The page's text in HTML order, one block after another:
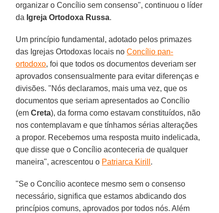
organizar o Concílio sem consenso", continuou o líder
da Igreja Ortodoxa Russa.
Um princípio fundamental, adotado pelos primazes
das Igrejas Ortodoxas locais noConcílio pan-
ortodoxo, foi que todos os documentos deveriam ser
aprovados consensualmente para evitar diferenças e
divisões. "Nós declaramos, mais uma vez, que os
documentos que seriam apresentados ao Concílio
(emCreta), da forma como estavam constituídos, não
nos contemplavam e que tínhamos sérias alterações
a propor. Recebemos uma resposta muito indelicada,
que disse que o Concílio aconteceria de qualquer
maneira", acrescentou o Patriarca Kirill .
"Se o Concílio acontece mesmo sem o consenso
necessário, significa que estamos abdicando dos
princípios comuns, aprovados por todos nós. Além